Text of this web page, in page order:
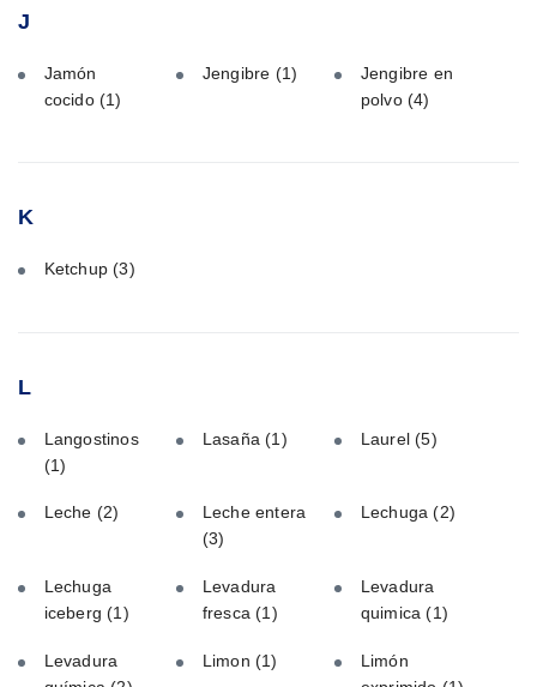
J
Jamón
cocido (1)
Jengibre (1)
Jengibre en
polvo(4)
K
Ketchup(3)
L
Langostinos
(1)
Lasaña(1) Laurel(5)
Leche (2)
Leche entera
(3)
Lechuga(2)
Lechuga
iceberg(1)
Levadura
fresca(1)
Levadura
quimica(1)
Levadura
Limon (1)
Limón